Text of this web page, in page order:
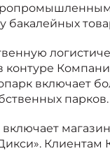
контуре
включает
парков.
Клиентам